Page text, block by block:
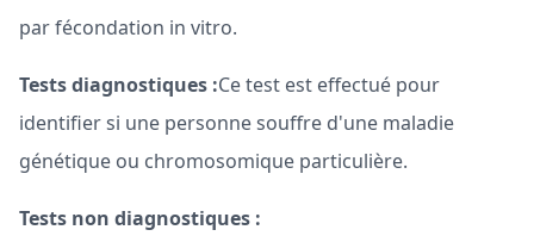
par fécondation in vitro.
Tests diagnostiques :Ce test est effectué pour
identifier si une personne souffre d'une maladie
génétique ou chromosomique particulière.
Tests non diagnostiques :